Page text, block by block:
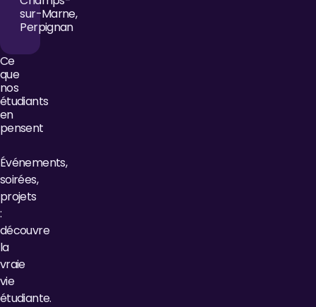
sur-Marne,
Perpignan
Ce
que
nos
étudiants
en
pensent
Événements,
soirées,
projets
:
découvre
la
vraie
vie
étudiante.